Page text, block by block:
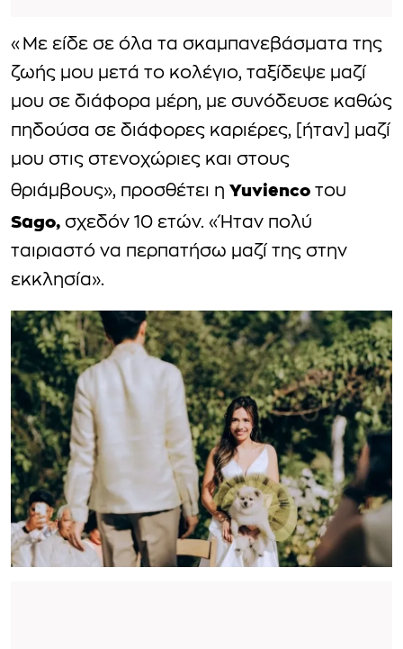
«Με είδε σε όλα τα σκαμπανεβάσματα της
ζωής μου μετά το κολέγιο, ταξίδεψε μαζί
μου σε διάφορα μέρη, με συνόδευσε καθώς
πηδούσα σε διάφορες καριέρες, [ήταν] μαζί
μου στις στενοχώριες και στους
θριάμβους», προσθέτει η Yuvienco του
Sago, σχεδόν 10 ετών. «Ήταν πολύ
ταιριαστό να περπατήσω μαζί της στην
εκκλησία».